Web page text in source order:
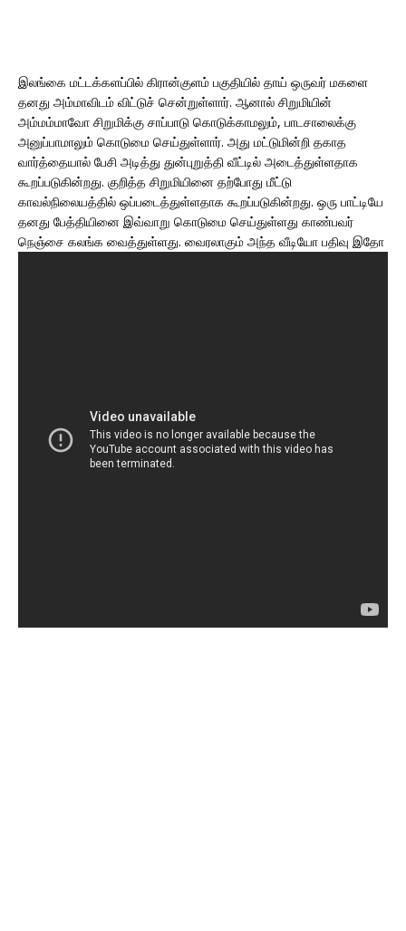
இலங்கை மட்டக்களப்பில் கிரான்குளம் பகுதியில் தாய் ஒருவர் மகளை
தனது அம்மாவிடம் விட்டுச் சென்றுள்ளார். ஆனால் சிறுமியின்
அம்மம்மாவோ சிறுமிக்கு சாப்பாடு கொடுக்காமலும், பாடசாலைக்கு
அனுப்பாமாலும் கொடுமை செய்துள்ளார். அது மட்டுமின்றி தகாத
வார்த்தையால் பேசி அடித்து துன்புறுத்தி வீட்டில் அடைத்துள்ளதாக
கூறப்படுகின்றது. குறித்த சிறுமியினை தற்போது மீட்டு
காவல்நிலையத்தில் ஒப்படைத்துள்ளதாக கூறப்படுகின்றது. ஒரு பாட்டியே
தனது பேத்தியினை இவ்வாறு கொடுமை செய்துள்ளது காண்பவர்
நெஞ்சை கலங்க வைத்துள்ளது. வைரலாகும் அந்த வீடியோ பதிவு இதோ